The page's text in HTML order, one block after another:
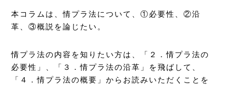
本コラムは、情プラ法について、①必要性、②沿
革、③概説を論じたい。
情プラ法の内容を知りたい方は、「２．情プラ法の
必要性」、「３．情プラ法の沿革」を飛ばして、
「４．情プラ法の概要」からお読みいただくことを